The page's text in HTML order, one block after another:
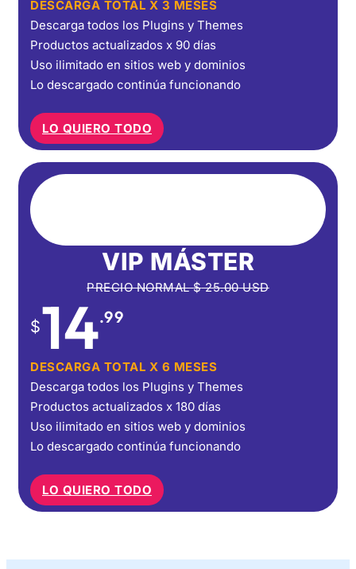
DESCARGA TOTAL X 3 MESES
Descarga todos los Plugins y Themes
Productos actualizados x 90 días
Uso ilimitado en sitios web y dominios
Lo descargado continúa funcionando
LO QUIERO TODO
VIP MÁSTER
PRECIO NORMAL$25.00USD
$14.99
DESCARGA TOTAL X 6 MESES
Descarga todos los Plugins y Themes
Productos actualizados x 180 días
Uso ilimitado en sitios web y dominios
Lo descargado continúa funcionando
LO QUIERO TODO